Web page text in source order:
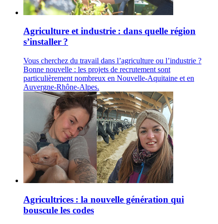
Agriculture et industrie : dans quelle région
s’installer ?
Vous cherchez du travail dans l’agriculture ou l’industrie ?
Bonne nouvelle : les projets de recrutement sont
particulièrement nombreux en Nouvelle-Aquitaine et en
Auvergne-Rhône-Alpes.
Agricultrices : la nouvelle génération qui
bouscule les codes